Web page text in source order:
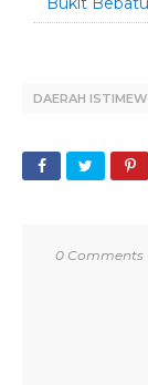
DAERAH
0 Comments